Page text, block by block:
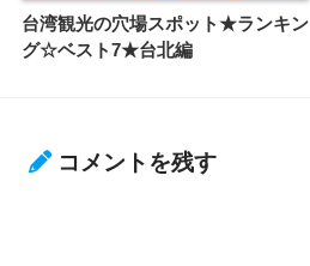
台湾観光の穴場スポット★ランキン
グ☆ベスト7★台北編
コメントを残す